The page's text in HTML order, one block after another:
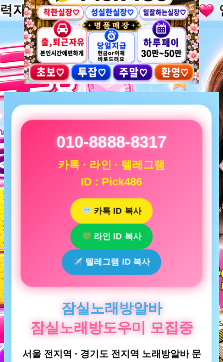
010-8888-8317
카톡 · 라인 · 텔레그램
ID : Pick486
카톡 ID 복사
라인 ID 복사
텔레그램 ID 복사
잠실노래방알바
잠실노래방도우미 모집중
서울 전지역 · 경기도 전지역 노래방알바 문